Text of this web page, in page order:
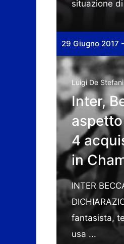
situazione
29 Giugno 2017
Luigi De Stefani
Inter,
4
in
INTER
fantasista,
usa ...